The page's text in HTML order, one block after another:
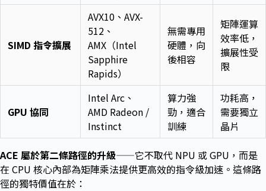
SIMD 指令擴展
AVX10、AVX-
512、
AMX（Intel
Sapphire
Rapids）
無需專用
硬體，向
後相容
矩陣運算
效率低，
擴展性受
限
GPU 協同
Intel Arc、
AMD Radeon /
Instinct
算力強
勁，適合
訓練
功耗高，
需要獨立
晶片
ACE 屬於第二條路徑的升級——它不取代 NPU 或 GPU，而是
在 CPU 核心內部為矩陣乘法提供更高效的指令級加速。這條路
徑的獨特價值在於：